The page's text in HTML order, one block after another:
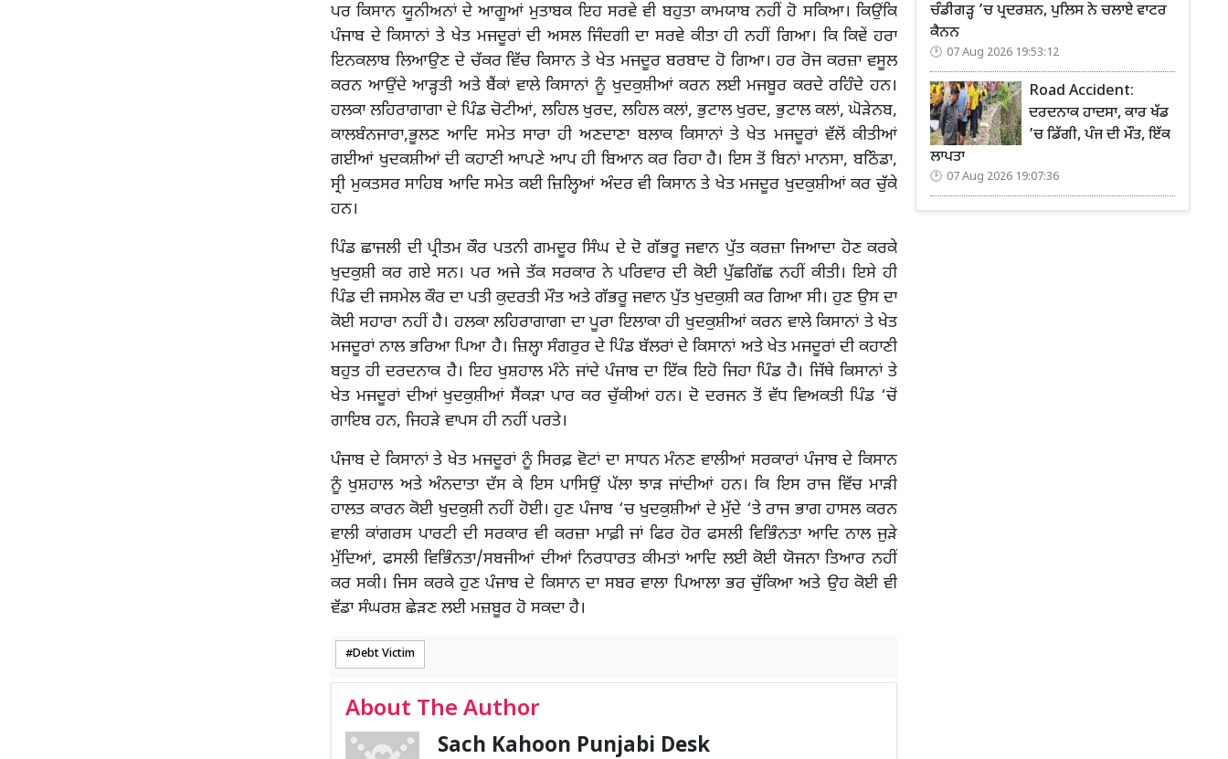
ਪਰ ਕਿਸਾਨ ਯੂਨੀਅਨਾਂ ਦੇ ਆਗੂਆਂ ਮੁਤਾਬਕ ਇਹ ਸਰਵੇ ਵੀ ਬਹੁਤਾ ਕਾਮਯਾਬ ਨਹੀਂ ਹੋ ਸਕਿਆ। ਕਿਉਂਕਿ
ਪੰਜਾਬ ਦੇ ਕਿਸਾਨਾਂ ਤੇ ਖੇਤ ਮਜਦੂਰਾਂ ਦੀ ਅਸਲ ਜਿੰਦਗੀ ਦਾ ਸਰਵੇ ਕੀਤਾ ਹੀ ਨਹੀਂ ਗਿਆ। ਕਿ ਕਿਵੇਂ ਹਰਾ
ਇਨਕਲਾਬ ਲਿਆਉਣ ਦੇ ਚੱਕਰ ਵਿੱਚ ਕਿਸਾਨ ਤੇ ਖੇਤ ਮਜਦੂਰ ਬਰਬਾਦ ਹੋ ਗਿਆ। ਹਰ ਰੋਜ ਕਰਜ਼ਾ ਵਸੂਲ
ਕਰਨ ਆਉਂਦੇ ਆੜ੍ਹਤੀ ਅਤੇ ਬੈਂਕਾਂ ਵਾਲੇ ਕਿਸਾਨਾਂ ਨੂੰ ਖੁਦਕੁਸ਼ੀਆਂ ਕਰਨ ਲਈ ਮਜਬੂਰ ਕਰਦੇ ਰਹਿੰਦੇ ਹਨ।
ਹਲਕਾ ਲਹਿਰਾਗਾਗਾ ਦੇ ਪਿੰਡ ਚੋਟੀਆਂ, ਲਹਿਲ ਖੁਰਦ, ਲਹਿਲ ਕਲਾਂ, ਭੁਟਾਲ ਖੁਰਦ, ਭੁਟਾਲ ਕਲਾਂ, ਘੋੜੇਨਬ,
ਕਾਲਬੰਨਜਾਰਾ,ਭੂਲਣ ਆਦਿ ਸਮੇਤ ਸਾਰਾ ਹੀ ਅਣਦਾਣਾ ਬਲਾਕ ਕਿਸਾਨਾਂ ਤੇ ਖੇਤ ਮਜਦੂਰਾਂ ਵੱਲੋਂ ਕੀਤੀਆਂ
ਗਈਆਂ ਖੁਦਕਸ਼ੀਆਂ ਦੀ ਕਹਾਣੀ ਆਪਣੇ ਆਪ ਹੀ ਬਿਆਨ ਕਰ ਰਿਹਾ ਹੈ। ਇਸ ਤੋਂ ਬਿਨਾਂ ਮਾਨਸਾ, ਬਠਿੰਡਾ,
ਸ੍ਰੀ ਮੁਕਤਸਰ ਸਾਹਿਬ ਆਦਿ ਸਮੇਤ ਕਈ ਜ਼ਿਲ੍ਹਿਆਂ ਅੰਦਰ ਵੀ ਕਿਸਾਨ ਤੇ ਖੇਤ ਮਜਦੂਰ ਖੁਦਕੁਸ਼ੀਆਂ ਕਰ ਚੁੱਕੇ
ਹਨ।
ਪਿੰਡ ਛਾਜਲੀ ਦੀ ਪ੍ਰੀਤਮ ਕੌਰ ਪਤਨੀ ਗਮਦੂਰ ਸਿੰਘ ਦੇ ਦੋ ਗੱਭਰੂ ਜਵਾਨ ਪੁੱਤ ਕਰਜ਼ਾ ਜਿਆਦਾ ਹੋਣ ਕਰਕੇ
ਖੁਦਕੁਸ਼ੀ ਕਰ ਗਏ ਸਨ। ਪਰ ਅਜੇ ਤੱਕ ਸਰਕਾਰ ਨੇ ਪਰਿਵਾਰ ਦੀ ਕੋਈ ਪੁੱਛਗਿੱਛ ਨਹੀਂ ਕੀਤੀ। ਇਸੇ ਹੀ
ਪਿੰਡ ਦੀ ਜਸਮੇਲ ਕੌਰ ਦਾ ਪਤੀ ਕੁਦਰਤੀ ਮੌਤ ਅਤੇ ਗੱਭਰੂ ਜਵਾਨ ਪੁੱਤ ਖੁਦਕੁਸ਼ੀ ਕਰ ਗਿਆ ਸੀ। ਹੁਣ ਉਸ ਦਾ
ਕੋਈ ਸਹਾਰਾ ਨਹੀਂ ਹੈ। ਹਲਕਾ ਲਹਿਰਾਗਾਗਾ ਦਾ ਪੂਰਾ ਇਲਾਕਾ ਹੀ ਖੁਦਕੁਸ਼ੀਆਂ ਕਰਨ ਵਾਲੇ ਕਿਸਾਨਾਂ ਤੇ ਖੇਤ
ਮਜਦੂਰਾਂ ਨਾਲ ਭਰਿਆ ਪਿਆ ਹੈ। ਜ਼ਿਲ੍ਹਾ ਸੰਗਰੁਰ ਦੇ ਪਿੰਡ ਬੱਲਰਾਂ ਦੇ ਕਿਸਾਨਾਂ ਅਤੇ ਖੇਤ ਮਜਦੂਰਾਂ ਦੀ ਕਹਾਣੀ
ਬਹੁਤ ਹੀ ਦਰਦਨਾਕ ਹੈ। ਇਹ ਖੁਸ਼ਹਾਲ ਮੰਨੇ ਜਾਂਦੇ ਪੰਜਾਬ ਦਾ ਇੱਕ ਇਹੋ ਜਿਹਾ ਪਿੰਡ ਹੈ। ਜਿੱਥੇ ਕਿਸਾਨਾਂ ਤੇ
ਖੇਤ ਮਜਦੂਰਾਂ ਦੀਆਂ ਖੁਦਕੁਸ਼ੀਆਂ ਸੈਂਕੜਾ ਪਾਰ ਕਰ ਚੁੱਕੀਆਂ ਹਨ। ਦੋ ਦਰਜਨ ਤੋਂ ਵੱਧ ਵਿਅਕਤੀ ਪਿੰਡ ‘ਚੋਂ
ਗਾਇਬ ਹਨ, ਜਿਹੜੇ ਵਾਪਸ ਹੀ ਨਹੀਂ ਪਰਤੇ।
ਪੰਜਾਬ ਦੇ ਕਿਸਾਨਾਂ ਤੇ ਖੇਤ ਮਜਦੂਰਾਂ ਨੂੰ ਸਿਰਫ਼ ਵੋਟਾਂ ਦਾ ਸਾਧਨ ਮੰਨਣ ਵਾਲੀਆਂ ਸਰਕਾਰਾਂ ਪੰਜਾਬ ਦੇ ਕਿਸਾਨ
ਨੂੰ ਖੁਸ਼ਹਾਲ ਅਤੇ ਅੰਨਦਾਤਾ ਦੱਸ ਕੇ ਇਸ ਪਾਸਿਉਂ ਪੱਲਾ ਝਾੜ ਜਾਂਦੀਆਂ ਹਨ। ਕਿ ਇਸ ਰਾਜ ਵਿੱਚ ਮਾੜੀ
ਹਾਲਤ ਕਾਰਨ ਕੋਈ ਖੁਦਕੁਸ਼ੀ ਨਹੀਂ ਹੋਈ। ਹੁਣ ਪੰਜਾਬ ‘ਚ ਖੁਦਕੁਸ਼ੀਆਂ ਦੇ ਮੁੱਦੇ ‘ਤੇ ਰਾਜ ਭਾਗ ਹਾਸਲ ਕਰਨ
ਵਾਲੀ ਕਾਂਗਰਸ ਪਾਰਟੀ ਦੀ ਸਰਕਾਰ ਵੀ ਕਰਜ਼ਾ ਮਾਫ਼ੀ ਜਾਂ ਫਿਰ ਹੋਰ ਫਸਲੀ ਵਿਭਿੰਨਤਾ ਆਦਿ ਨਾਲ ਜੁੜੇ
ਮੁੱਦਿਆਂ, ਫਸਲੀ ਵਿਭਿੰਨਤਾ/ਸਬਜੀਆਂ ਦੀਆਂ ਨਿਰਧਾਰਤ ਕੀਮਤਾਂ ਆਦਿ ਲਈ ਕੋਈ ਯੋਜਨਾ ਤਿਆਰ ਨਹੀਂ
ਕਰ ਸਕੀ। ਜਿਸ ਕਰਕੇ ਹੁਣ ਪੰਜਾਬ ਦੇ ਕਿਸਾਨ ਦਾ ਸਬਰ ਵਾਲਾ ਪਿਆਲਾ ਭਰ ਚੁੱਕਿਆ ਅਤੇ ਉਹ ਕੋਈ ਵੀ
ਵੱਡਾ ਸੰਘਰਸ਼ ਛੇੜਣ ਲਈ ਮਜ਼ਬੂਰ ਹੋ ਸਕਦਾ ਹੈ।
Debt Victim
About The Author
Sach Kahoon Punjabi Desk
ਚੰਡੀਗੜ੍ਹ ’ਚ ਪ੍ਰਦਰਸ਼ਨ, ਪੁਲਿਸ ਨੇ ਚਲਾਏ ਵਾਟਰ
ਕੈਨਨ
07 Aug 2026 19:53:12
Road Accident:
ਦਰਦਨਾਕ ਹਾਦਸਾ, ਕਾਰ ਖੱਡ
’ਚ ਡਿੱਗੀ, ਪੰਜ ਦੀ ਮੌਤ, ਇੱਕ
ਲਾਪਤਾ
07 Aug 2026 19:07:36